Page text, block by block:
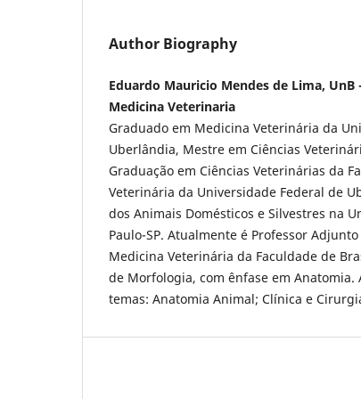
Author Biography
Eduardo Mauricio Mendes de Lima,
Medicina Veterinaria
Graduado em Medicina Veterinária da
Uberlândia, Mestre em Ciências
Graduação em Ciências Veterinárias da
Veterinária da Universidade Federal de
dos Animais Domésticos e Silvestres na
Paulo-SP. Atualmente é Professor
Medicina Veterinária da Faculdade de
de Morfologia, com ênfase em
temas: Anatomia Animal; Clínica e